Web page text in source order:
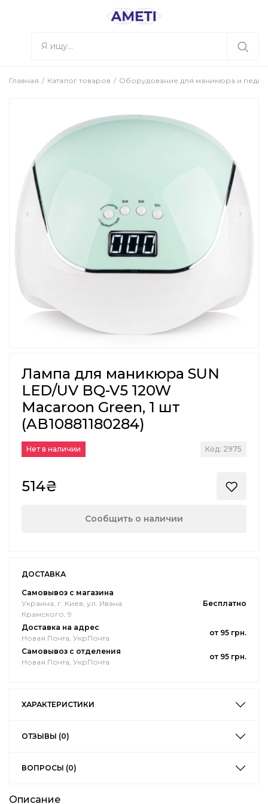
Главная Каталог товаров Оборудование для маникюра и
Лампа для маникюра SUN
LED/UV BQ-V5 120W
Macaroon Green, 1 шт
(AB10881180284)
Нет в наличии Код: 2975
514₴
Сообщить о наличии
ДОСТАВКА
Самовывоз с магазина
Украина, г. Киев, ул. Ивана
Крамского, 9
Бесплатно
Доставка на адрес
Новая Почта, УкрПочта
от 95 грн.
Самовывоз с отделения
Новая Почта, УкрПочта
от 95 грн.
ХАРАКТЕРИСТИКИ
ОТЗЫВЫ (0)
ВОПРОСЫ (0)
Описание